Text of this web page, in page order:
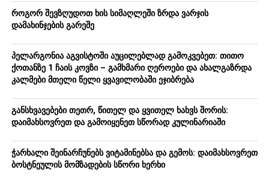
როგორ შევზღუდოთ ხის სიმაღლეში ზრდა ვარჯის
დამახინჯების გარეშე
პელარგონია აგვისტოში აუცილებლად გამოკვებეთ: თითო
ქოთანზე 1 ჩაის კოვზი – გამხმარი ღეროები და ახალგაზრდა
კალმები მთელი წელი ყვავილობაში ეჯიბრება
განსხვავებები თეთრ, წითელ და ყვითელ ხახვს შორის:
დაიმახსოვრეთ და გამოიყენეთ სწორად კულინარიაში
ჭარხალი შეინარჩუნებს ვიტამინებსა და გემოს: დაიმახსოვრეთ
ბოსტნეულის მომზადების სწორი ხერხი